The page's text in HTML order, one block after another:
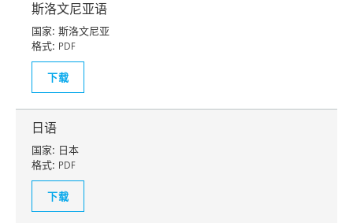
斯洛文尼亚语
国家: 斯洛文尼亚
格式: PDF
下载
日语
国家: 日本
格式: PDF
下载